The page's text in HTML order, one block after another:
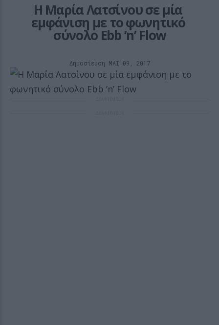
Η Μαρία Λατσίνου σε μία
εμφάνιση με το φωνητικό
σύνολο Ebb ’n’ Flow
Δημοσίευση ΜΑΙ 09, 2017